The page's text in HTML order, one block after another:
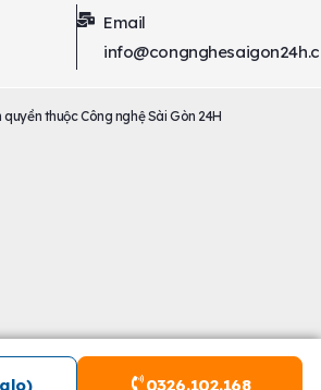
Email
thuộc Công nghệ Sài Gòn 24H
0326.102.168